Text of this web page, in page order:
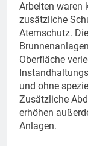
Arbeiten waren
zusätzliche
Atemschutz.
Oberfläche
und ohne
Zusätzliche
erhöhen
Anlagen.